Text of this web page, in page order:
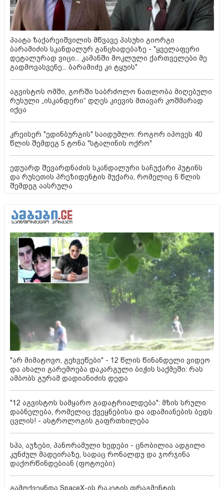
პაატა ზაქარეიშვილის მწვავე პასუხი გიორგი
ბარამიძის სკანდალურ განცხადებაზე - "ყველაფერი
დეტალურად ვიცი... კამანში მოკლული ქართველები მე
გადმოვასვენე... ბარამიძე კი ტყუის"
აგვისტოს ომში, გორში საბრძოლო ნათლობა მიღებული
რუსული „ისკანდერი“ დღეს კიევის მთავარ კოშმარად
იქცა
კრეისერ "ედინბურგის" საიდუმლო: როგორ იპოვეს 40
წლის შემდეგ 5 ტონა "სტალინის ოქრო"
ედუარდ შევარდნაძის სკანდალური საჩუქარი პუტინს
და რუსეთის პრეზიდენტის მუქარა, რომელიც 6 წლის
შემდეგ აასრულა
"არ მიმატოვო, გეხვეწები" - 12 წლის წინანდელი ვიდეო
და ახალი გარემოება დაკარგული ბიჭის საქმეში: რას
ამბობს გურამ დადიანიძის დედა
"12 აგვისტოს სამყარო გადატრიალდება": მზის სრული
დაბნელება, რომელიც ქვეყნებისა და ადამიანების ბედს
ცვლის! - ასტროლოგის გაფრთხილება
სპა, აუზები, პანორამული ხედები - ცნობილია ადგილი
კუნძულ მადეირაზე, სადაც რონალდუ და ჯორჯინა
დაქორწინდებიან (ფოტოები)
გამოქვეყნდა SpaceX-ის რაკეტის ფრაგმენტის